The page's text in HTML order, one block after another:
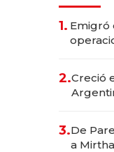
1. Emigró
2.Creció
las
3.De
a